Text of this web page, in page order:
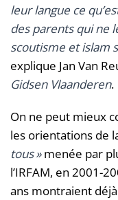
leur langue ce
des parents qui ne
scoutisme et islam
explique Jan Van
Gidsen Vlaanderen.
On ne peut mieux
les orientations de
tous »menée par
l’IRFAM, en 2001-
ans montraient